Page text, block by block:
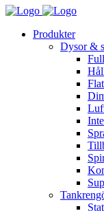
Produkter
Dysor &